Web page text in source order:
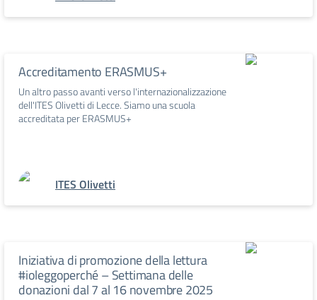
Accreditamento ERASMUS+
Un altro passo avanti verso l'internazionalizzazione
dell'ITES Olivetti di Lecce. Siamo una scuola
accreditata per ERASMUS+
ITES Olivetti
Iniziativa di promozione della lettura
#ioleggoperché – Settimana delle
donazioni dal 7 al 16 novembre 2025